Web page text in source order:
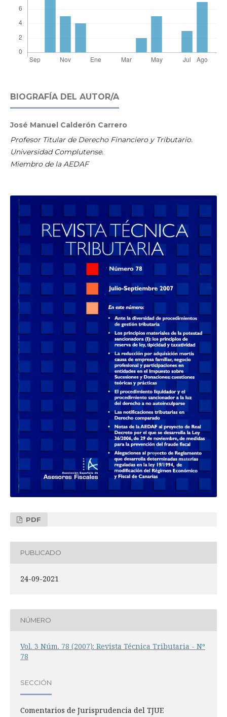
BIOGRAFÍA DEL AUTOR/A
José Manuel Calderón Carrero
Profesor Titular de Derecho Financiero y Tributario.
Universidad Complutense.
Miembro de la AEDAF
PDF
PUBLICADO
24-09-2021
NÚMERO
Vol. 3 Núm. 78 (2007): Revista Técnica Tributaria - Nº
78
SECCIÓN
Comentarios de Jurisprudencia del TJUE